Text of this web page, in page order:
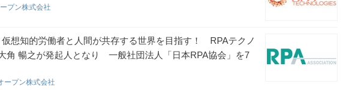
プン株式会社
想知的労働者と人間が共存する世界を目指す！ RPAテクノ
角 暢之が発起人となり 一般社団法人「日本RPA協会」を7
ープン株式会社